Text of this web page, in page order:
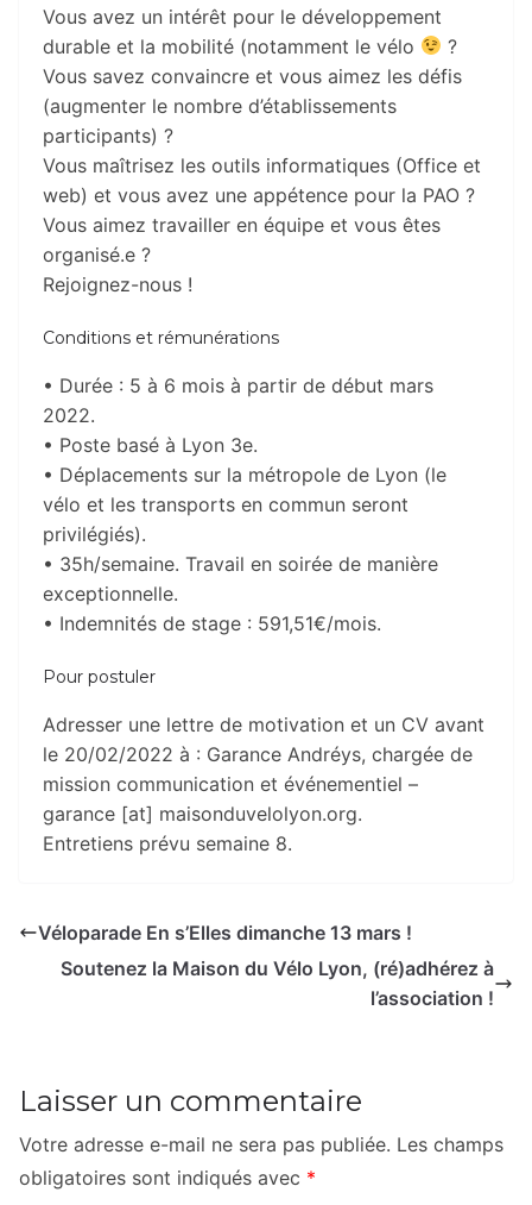
Vous avez un intérêt pour le développement
durable et la mobilité (notamment le vélo
?
Vous savez convaincre et vous aimez les défis
(augmenter le nombre d’établissements
participants) ?
Vous maîtrisez les outils informatiques (Office et
web) et vous avez une appétence pour la PAO ?
Vous aimez travailler en équipe et vous êtes
organisé.e ?
Rejoignez-nous !
Conditions et rémunérations
• Durée : 5 à 6 mois à partir de début mars
2022.
• Poste basé à Lyon 3e.
• Déplacements sur la métropole de Lyon (le
vélo et les transports en commun seront
privilégiés).
• 35h/semaine. Travail en soirée de manière
exceptionnelle.
• Indemnités de stage : 591,51€/mois.
Pour postuler
Adresser une lettre de motivation et un CV avant
le 20/02/2022 à : Garance Andréys, chargée de
mission communication et événementiel –
garance [at] maisonduvelolyon.org.
Entretiens prévu semaine 8.
Véloparade En s’Elles dimanche 13 mars !
Soutenez la Maison du Vélo Lyon, (ré)adhérez à
l’association !
Laisser un commentaire
Votre adresse e-mail ne sera pas publiée. Les champs
obligatoires sont indiqués avec *